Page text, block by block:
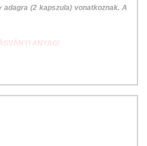
(2 kapszula) vonatkoznak. A
ANYAG!
ásványi sókat, flavonoidokat,
anélkül, hogy tudatosan tenné.
ízletesek. Az évezredek során a
általában kielégítette testünk
ki, mint például a skorbut vagy az